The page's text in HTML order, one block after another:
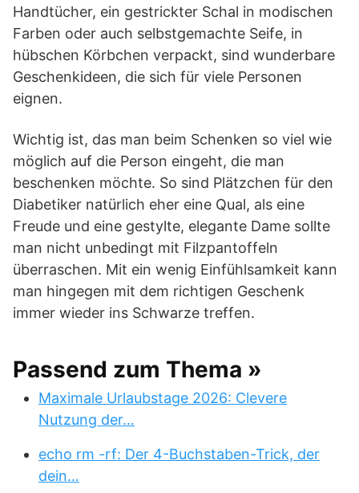
Handtücher, ein gestrickter Schal in modischen
Farben oder auch selbstgemachte Seife, in
hübschen Körbchen verpackt, sind wunderbare
Geschenkideen, die sich für viele Personen
eignen.
Wichtig ist, das man beim Schenken so viel wie
möglich auf die Person eingeht, die man
beschenken möchte. So sind Plätzchen für den
Diabetiker natürlich eher eine Qual, als eine
Freude und eine gestylte, elegante Dame sollte
man nicht unbedingt mit Filzpantoffeln
überraschen. Mit ein wenig Einfühlsamkeit kann
man hingegen mit dem richtigen Geschenk
immer wieder ins Schwarze treffen.
Passend zum Thema »
Maximale Urlaubstage 2026: Clevere
Nutzung der…
echo rm -rf: Der 4-Buchstaben-Trick, der
dein…